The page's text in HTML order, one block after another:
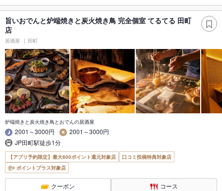
旨いおでんと炉端焼きと炭火焼き鳥 完全個室 てるてる 田町
店
居酒屋 田町
炉端焼きと炭火焼き鳥とおでんの居酒屋
2001～3000円
2001～3000円
JP田町駅徒歩1分
【アプリ予約限定】最大800ポイント還元対象店
口コミ投稿特典対象店
ポイントプラス対象店
クーポン コース